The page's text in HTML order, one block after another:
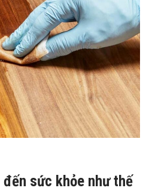
đến sức khỏe như thế